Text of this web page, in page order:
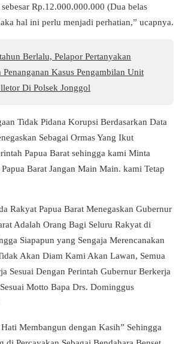
Rp.12.000.000.000 (Dua belas
hal ini perlu menjadi perhatian,” ucapnya.
Berlalu, Pelapor Pertanyakan
Penanganan Kasus Pengambilan Unit
Di Polsek Jonggol
Tidak Pidana Korupsi Berdasarkan Data
Sebagai Ormas Yang Ikut
Papua Barat sehingga kami Minta
Barat Jangan Main Main. kami Tetap
Rakyat Papua Barat Menegaskan Gubernur
Adalah Orang Bagi Seluru Rakyat di
Siapapun yang Sengaja Merencanakan
Akan Diam Kami Akan Lawan, Semua
Sesuai Dengan Perintah Gubernur Berkerja
Motto Bapa Drs. Dominggus
Membangun dengan Kasih” Sehingga